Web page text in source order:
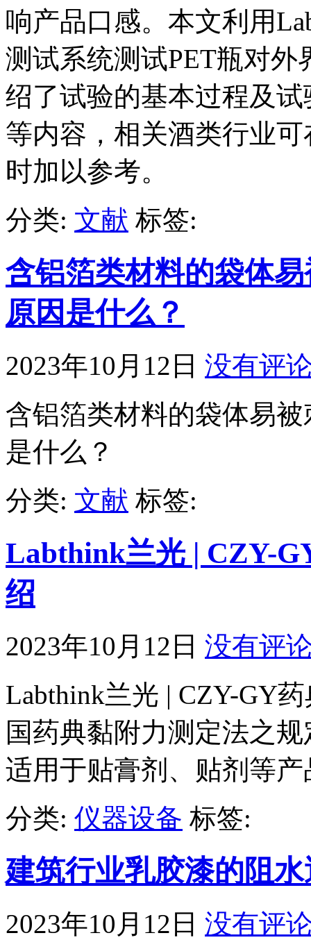
响产品口感。本文利用
测试系统测试PET瓶对
绍了试验的基本过程及
等内容，相关酒类行业
时加以参考。
分类: 文献 标签:
含铝箔类材料的袋体
原因是什么？
2023年10月12日 没有评
含铝箔类材料的袋体易
是什么？
分类: 文献 标签:
Labthink兰光 | CZY-
绍
2023年10月12日 没有评
Labthink兰光 | CZY-GY
国药典黏附力测定法之
适用于贴膏剂、贴剂等
分类: 仪器设备 标签:
建筑行业乳胶漆的阻
2023年10月12日 没有评